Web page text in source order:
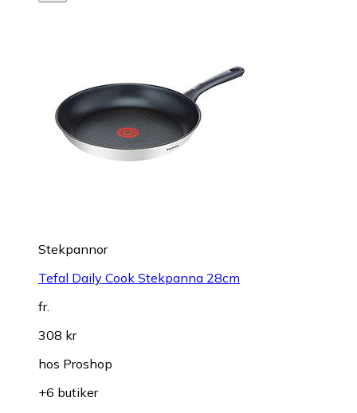
Stekpannor
Tefal Daily Cook Stekpanna 28cm
fr.
308 kr
hos Proshop
+6 butiker